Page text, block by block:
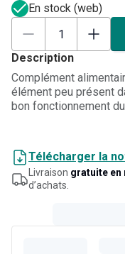
En stock (web)
Description
Complément
élément peu présent
bon fonctionnement
peau, de cheveux,
processus de vision.
sa forme bisglycinate,
biodisponibilité
Télécharger la
Livraison gratuite
d’achats.